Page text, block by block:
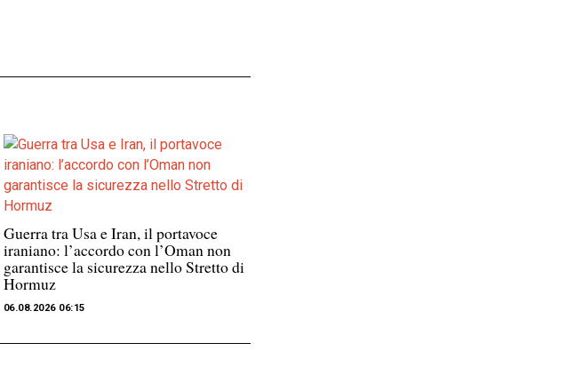
Guerra tra Usa e Iran, il portavoce
iraniano: l’accordo con l’Oman non
garantisce la sicurezza nello Stretto di
Hormuz
06.08.2026 06:15